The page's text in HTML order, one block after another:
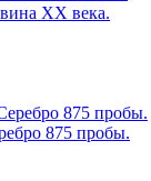
ХХ века.
875 пробы.